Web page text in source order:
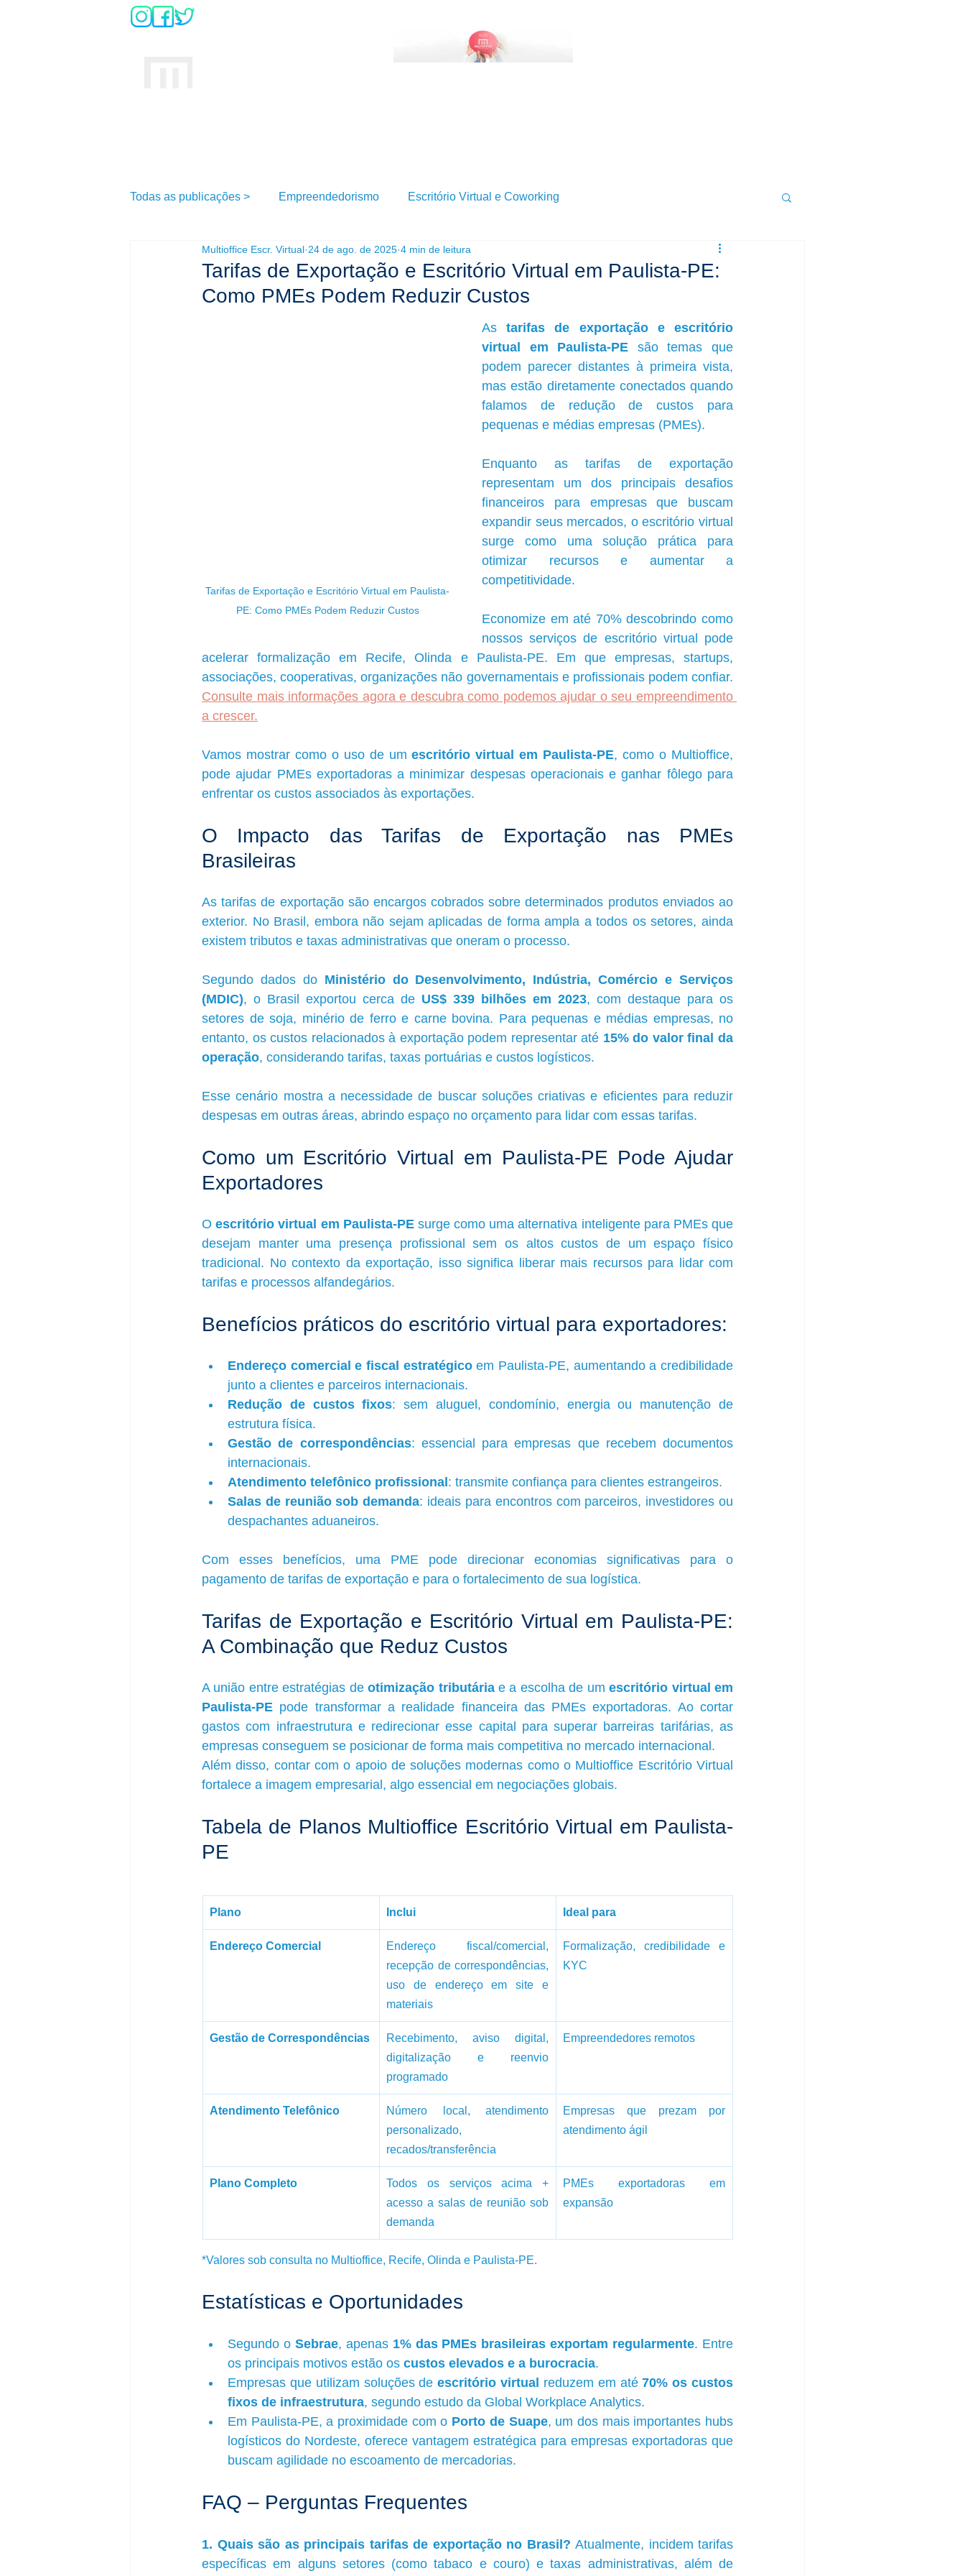
Todas as publicações > Empreendedorismo Escritório Virtual e Coworking
Tarifas de Exportação e Escritório Virtual em Paulista-PE:
Como PMEs Podem Reduzir Custos
Multioffice Escr. Virtual 24 de ago. de 2025 4 min de leitura
Tarifas de Exportação e Escritório Virtual em Paulista-
PE: Como PMEs Podem Reduzir Custos
As tarifas de exportação e escritório
virtual em Paulista-PE são temas que
podem parecer distantes à primeira vista,
mas estão diretamente conectados quando
falamos de redução de custos para
pequenas e médias empresas (PMEs).
Enquanto as tarifas de exportação
representam um dos principais desafios
financeiros para empresas que buscam
expandir seus mercados, o escritório virtual
surge como uma solução prática para
otimizar recursos e aumentar a
competitividade.
Economize em até 70% descobrindo como
nossos serviços de escritório virtual pode
acelerar formalização em Recife, Olinda e Paulista-PE. Em que empresas, startups,
Consulte mais informações agora e descubra como podemos ajudar o seu empreendimento
a crescer.
Vamos mostrar como o uso de um escritório virtual em Paulista-PE, como o Multioffice,
pode ajudar PMEs exportadoras a minimizar despesas operacionais e ganhar fôlego para
enfrentar os custos associados às exportações.
O Impacto das Tarifas de Exportação nas PMEs
Brasileiras
As tarifas de exportação são encargos cobrados sobre determinados produtos enviados ao
exterior. No Brasil, embora não sejam aplicadas de forma ampla a todos os setores, ainda
existem tributos e taxas administrativas que oneram o processo.
Segundo dados do Ministério do Desenvolvimento, Indústria, Comércio e Serviços
(MDIC), o Brasil exportou cerca de US$ 339 bilhões em 2023, com destaque para os
setores de soja, minério de ferro e carne bovina. Para pequenas e médias empresas, no
entanto, os custos relacionados à exportação podem representar até 15% do valor final da
operação, considerando tarifas, taxas portuárias e custos logísticos.
Esse cenário mostra a necessidade de buscar soluções criativas e eficientes para reduzir
despesas em outras áreas, abrindo espaço no orçamento para lidar com essas tarifas.
Como um Escritório Virtual em Paulista-PE Pode Ajudar
Exportadores
O escritório virtual em Paulista-PE surge como uma alternativa inteligente para PMEs que
desejam manter uma presença profissional sem os altos custos de um espaço físico
tradicional. No contexto da exportação, isso significa liberar mais recursos para lidar com
tarifas e processos alfandegários.
Benefícios práticos do escritório virtual para exportadores:
Endereço comercial e fiscal estratégico em Paulista-PE, aumentando a credibilidade
junto a clientes e parceiros internacionais.
Redução de custos fixos: sem aluguel, condomínio, energia ou manutenção de
estrutura física.
Gestão de correspondências: essencial para empresas que recebem documentos
internacionais.
Atendimento telefônico profissional : transmite confiança para clientes estrangeiros.
Salas de reunião sob demanda: ideais para encontros com parceiros, investidores ou
despachantes aduaneiros.
Com esses benefícios, uma PME pode direcionar economias significativas para o
pagamento de tarifas de exportação e para o fortalecimento de sua logística.
Tarifas de Exportação e Escritório Virtual em Paulista-PE:
A Combinação que Reduz Custos
A união entre estratégias de otimização tributária e a escolha de um escritório virtual em
Paulista-PE pode transformar a realidade financeira das PMEs exportadoras. Ao cortar
gastos com infraestrutura e redirecionar esse capital para superar barreiras tarifárias, as
empresas conseguem se posicionar de forma mais competitiva no mercado internacional.
Além disso, contar com o apoio de soluções modernas como o Multioffice Escritório Virtual
fortalece a imagem empresarial, algo essencial em negociações globais.
Tabela de Planos Multioffice Escritório Virtual em Paulista-
PE
Plano Inclui Ideal para
Endereço Comercial
Endereço fiscal/comercial,
recepção de correspondências,
uso de endereço em site e
materiais
Formalização, credibilidade e
KYC
Gestão de Correspondências
Recebimento, aviso digital,
digitalização e reenvio
programado
Empreendedores remotos
Atendimento Telefônico
Número local, atendimento
personalizado,
recados/transferência
Empresas que prezam por
atendimento ágil
Plano Completo
Todos os serviços acima +
acesso a salas de reunião sob
demanda
PMEs exportadoras em
expansão
*Valores sob consulta no Multioffice, Recife, Olinda e Paulista-PE.
Estatísticas e Oportunidades
Segundo o Sebrae, apenas 1% das PMEs brasileiras exportam regularmente. Entre
os principais motivos estão os custos elevados e a burocracia.
Empresas que utilizam soluções de escritório virtual reduzem em até 70% os custos
fixos de infraestrutura, segundo estudo da Global Workplace Analytics.
Em Paulista-PE, a proximidade com o Porto de Suape, um dos mais importantes hubs
logísticos do Nordeste, oferece vantagem estratégica para empresas exportadoras que
buscam agilidade no escoamento de mercadorias.
FAQ – Perguntas Frequentes
1. Quais são as principais tarifas de exportação no Brasil? Atualmente, incidem tarifas
específicas em alguns setores (como tabaco e couro) e taxas administrativas, além de